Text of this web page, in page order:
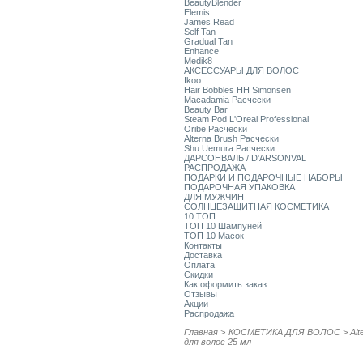
BeautyBlender
Elemis
James Read
Self Tan
Gradual Tan
Enhance
Medik8
АКСЕССУАРЫ ДЛЯ ВОЛОС
Ikoo
Hair Bobbles HH Simonsen
Macadamia Расчески
Beauty Bar
Steam Pod L'Oreal Professional
Oribe Расчески
Alterna Brush Расчески
Shu Uemura Расчески
ДАРСОНВАЛЬ / D'ARSONVAL
РАСПРОДАЖА
ПОДАРКИ И ПОДАРОЧНЫЕ НАБОРЫ
ПОДАРОЧНАЯ УПАКОВКА
ДЛЯ МУЖЧИН
СОЛНЦЕЗАЩИТНАЯ КОСМЕТИКА
10 ТОП
ТОП 10 Шампуней
ТОП 10 Масок
Контакты
Доставка
Оплата
Скидки
Как оформить заказ
Отзывы
Акции
Распродажа
Главная > КОСМЕТИКА ДЛЯ ВОЛОС >
для волос 25 мл